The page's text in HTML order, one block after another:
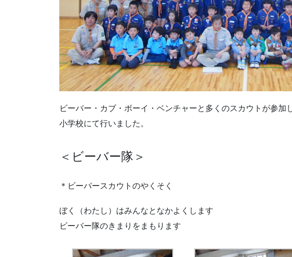
ビーバー・カブ・ボーイ・ベンチャーと多くのスカウトが参加
小学校にて行いました。
＜ビーバー隊＞
＊ビーバースカウトのやくそく
ぼく（わたし）はみんなとなかよくします
ビーバー隊のきまりをまもります